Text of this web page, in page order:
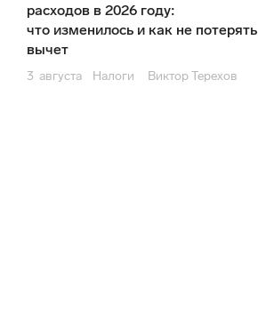
расходов в 2026 году:
что изменилось и как не потерять
вычет
3 августа Налоги Виктор Терехов